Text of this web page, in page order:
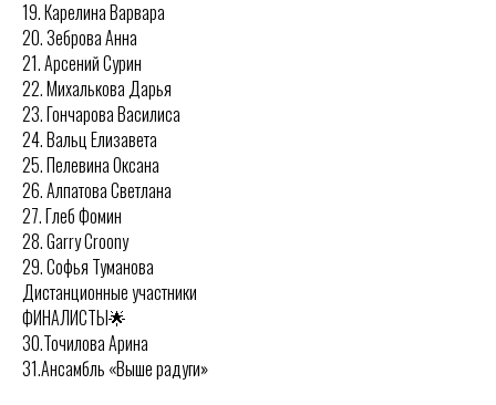
19. Карелина Варвара
20. Зеброва Анна
21. Арсений Сурин
22. Михалькова Дарья
23. Гончарова Василиса
24. Вальц Елизавета
25. Пелевина Оксана
26. Алпатова Светлана
27. Глеб Фомин
28. Garry Croony
29. Софья Туманова
Дистанционные участники
ФИНАЛИСТЫ🌟
30.Точилова Арина
31.Ансамбль «Выше радуги»